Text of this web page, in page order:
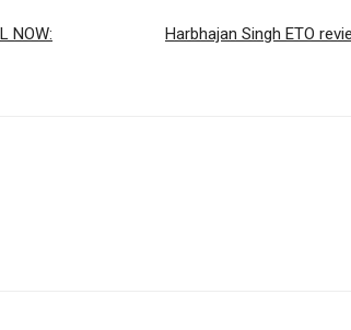
NOW:
Harbhajan Singh ETO